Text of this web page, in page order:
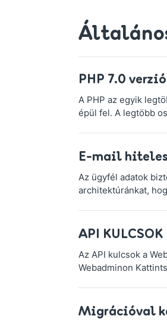
PHP 7.0
A PHP az egyik
épül fel. A legtöbb
E-mail
Az ügyfél adatok
architektúránkat,
API KULCSOK
Az API kulcsok a
Webadminon
Migrációval